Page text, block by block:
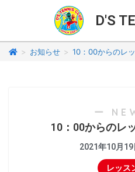
D'S
> お知らせ > 10：00からのレ
ー
10：00からのレ
2021年10月19
レッス